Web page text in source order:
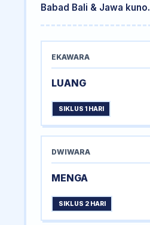
Babad Bali & Jawa kuno.
EKAWARA
LUANG
SIKLUS 1 HARI
DWIWARA
MENGA
SIKLUS 2 HARI